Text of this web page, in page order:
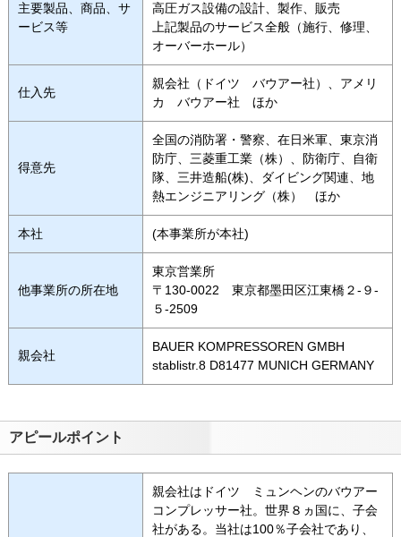
主要製品、商品、サ
ービス等
高圧ガス設備の設計、製作、販売
上記製品のサービス全般（施行、修理、
オーバーホール）
仕入先
親会社（ドイツ バウアー社）、アメリ
カ バウアー社 ほか
得意先
全国の消防署・警察、在日米軍、東京消
防庁、三菱重工業（株）、防衛庁、自衛
隊、三井造船(株)、ダイビング関連、地
熱エンジニアリング（株） ほか
本社 (本事業所が本社)
他事業所の所在地
東京営業所
〒130-0022 東京都墨田区江東橋２-９-
５-2509
親会社
BAUER KOMPRESSOREN GMBH
stablistr.8 D81477 MUNICH GERMANY
アピールポイント
親会社はドイツ ミュンヘンのバウアー
コンプレッサー社。世界８ヵ国に、子会
社がある。当社は100％子会社であり、